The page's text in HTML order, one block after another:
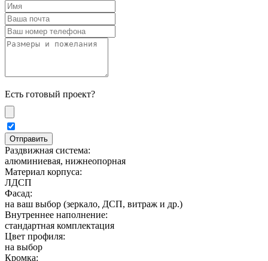
Есть готовый проект?
Раздвижная система:
алюминиевая, нижнеопорная
Материал корпуса:
ЛДСП
Фасад:
на ваш выбор (зеркало, ДСП, витраж и др.)
Внутреннее наполнение:
стандартная комплектация
Цвет профиля:
на выбор
Кромка: